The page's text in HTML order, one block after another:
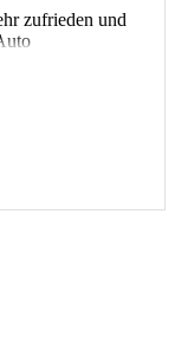
zufrieden und